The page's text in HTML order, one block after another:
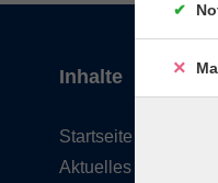
Inhalte
Startseite
Aktuelles